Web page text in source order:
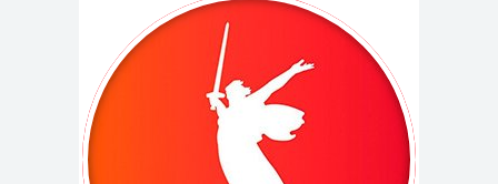
промышленность.